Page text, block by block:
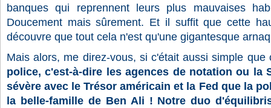
banques qui reprennent leurs plus mauvaises
Doucement mais sûrement. Et il suffit que cette
découvre que tout cela n'est qu'une gigantesque
Mais alors, me direz-vous, si c'était aussi simple
police, c'est-à-dire les agences de notation ou la
sévère avec le Trésor américain et la Fed que la
la belle-famille de Ben Ali ! Notre duo